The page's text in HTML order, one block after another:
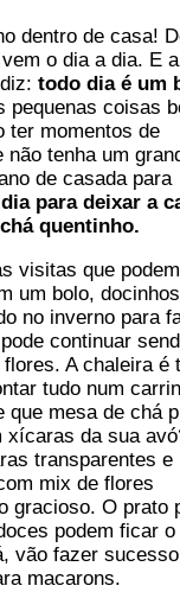
dentro de casa!
o dia a dia. E
diz:todo dia é um
pequenas coisas
ter momentos de
tenha um
de casada para
para deixar a
quentinho.
visitas que podem
um bolo,
no inverno para
continuar
A chaleira é
tudo num
que mesa de chá
xícaras da sua
transparentes e
mix de flores
gracioso. O prato
podem ficar
vão fazer
macarons.